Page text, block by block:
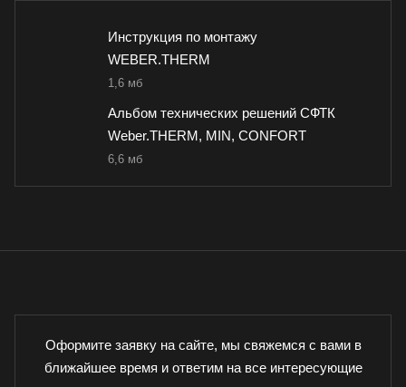
Инструкция по монтажу
WEBER.THERM
1,6 мб
Альбом технических решений СФТК
Weber.THERM, MIN, CONFORT
6,6 мб
Оформите заявку на сайте, мы свяжемся с вами в
ближайшее время и ответим на все интересующие